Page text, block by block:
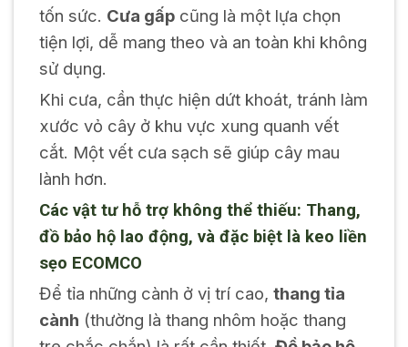
tốn sức. Cưa gấpcũng là một lựa chọn
tiện lợi, dễ mang theo và an toàn khi không
sử dụng.
Khi cưa, cần thực hiện dứt khoát, tránh làm
xước vỏ cây ở khu vực xung quanh vết
cắt. Một vết cưa sạch sẽ giúp cây mau
lành hơn.
Các vật tư hỗ trợ không thể thiếu: Thang,
đồ bảo hộ lao động, và đặc biệt là keo liền
sẹo ECOMCO
Để tỉa những cành ở vị trí cao, thang tỉa
cành (thường là thang nhôm hoặc thang